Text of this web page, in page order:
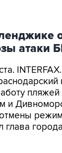
атаки
пляжей
и